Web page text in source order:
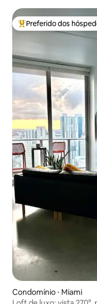
Entre os melhores
Preferido dos
Condomínio ⋅ Miami